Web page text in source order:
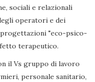
sociali e relazionali
operatori e dei
"eco-psico-
terapeutico.
il Vs gruppo di lavoro
personale sanitario,